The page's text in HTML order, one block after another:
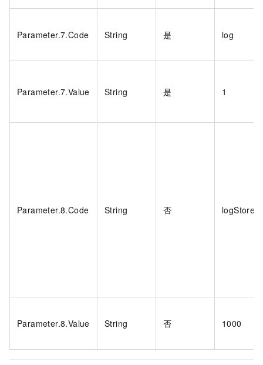
Parameter.7.Code String 是 log
Parameter.7.Value String 是 1
Parameter.8.Code String 否 logStore
Parameter.8.Value String 否 1000